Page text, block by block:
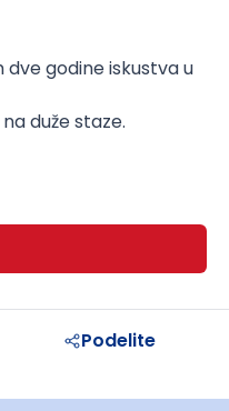
godine iskustva u
duže staze.
Podelite